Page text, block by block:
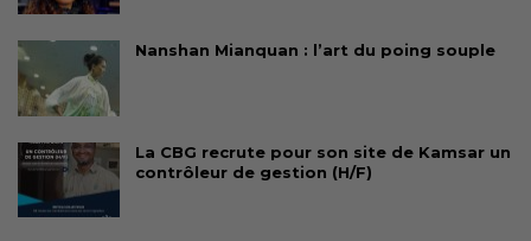
Nanshan Mianquan : l’art du poing souple
La CBG recrute pour son site de Kamsar un
contrôleur de gestion (H/F)